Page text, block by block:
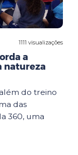
1111 visualizações
a
natureza
do treino
das
360, uma